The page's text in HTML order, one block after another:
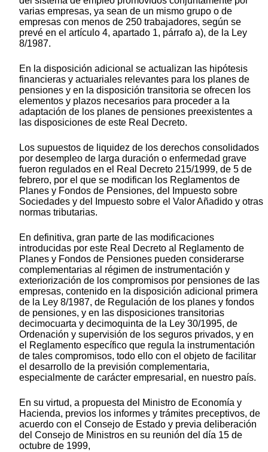
varias empresas, ya sean de un mismo grupo o de
empresas con menos de 250 trabajadores, según se
prevé en el artículo 4, apartado 1, párrafo a), de la Ley
8/1987.
En la disposición adicional se actualizan las hipótesis
financieras y actuariales relevantes para los planes de
pensiones y en la disposición transitoria se ofrecen los
elementos y plazos necesarios para proceder a la
adaptación de los planes de pensiones preexistentes a
las disposiciones de este Real Decreto.
Los supuestos de liquidez de los derechos consolidados
por desempleo de larga duración o enfermedad grave
fueron regulados en el Real Decreto 215/1999, de 5 de
febrero, por el que se modifican los Reglamentos de
Planes y Fondos de Pensiones, del Impuesto sobre
Sociedades y del Impuesto sobre el Valor Añadido y otras
normas tributarias.
En definitiva, gran parte de las modificaciones
introducidas por este Real Decreto al Reglamento de
Planes y Fondos de Pensiones pueden considerarse
complementarias al régimen de instrumentación y
exteriorización de los compromisos por pensiones de las
empresas, contenido en la disposición adicional primera
de la Ley 8/1987, de Regulación de los planes y fondos
de pensiones, y en las disposiciones transitorias
decimocuarta y decimoquinta de la Ley 30/1995, de
Ordenación y supervisión de los seguros privados, y en
el Reglamento específico que regula la instrumentación
de tales compromisos, todo ello con el objeto de facilitar
el desarrollo de la previsión complementaria,
especialmente de carácter empresarial, en nuestro país.
En su virtud, a propuesta del Ministro de Economía y
Hacienda, previos los informes y trámites preceptivos, de
acuerdo con el Consejo de Estado y previa deliberación
del Consejo de Ministros en su reunión del día 15 de
octubre de 1999,